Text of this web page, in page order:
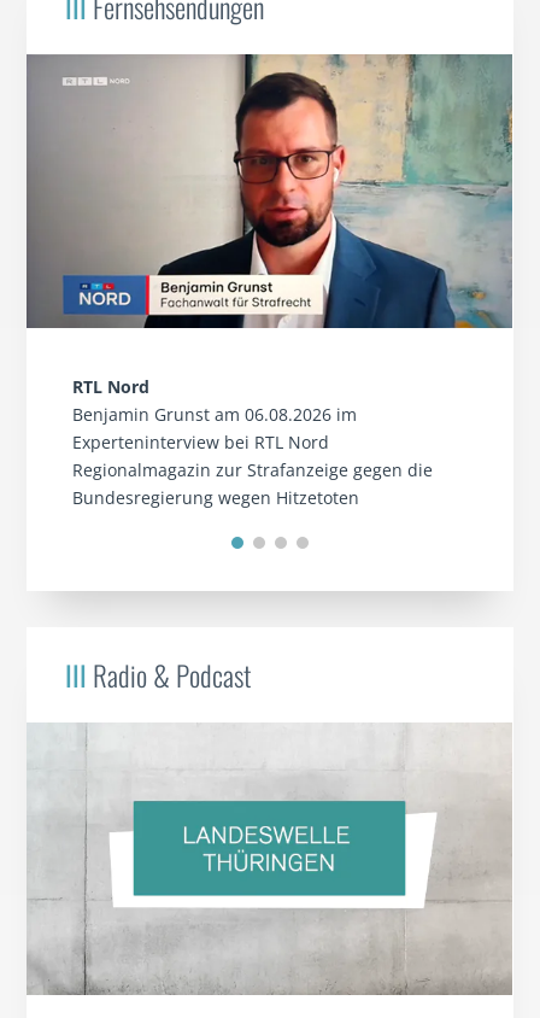
RTL Nord
Benjamin Grunst am 06.08.2026 im
Experteninterview bei RTL Nord
Regionalmagazin zur Strafanzeige gegen die
Bundesregierung wegen Hitzetoten
III Radio & Podcast